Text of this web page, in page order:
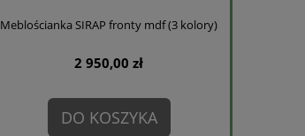
Meblościanka SIRAP fronty mdf (3 kolory)
2 950,00 zł
DO KOSZYKA